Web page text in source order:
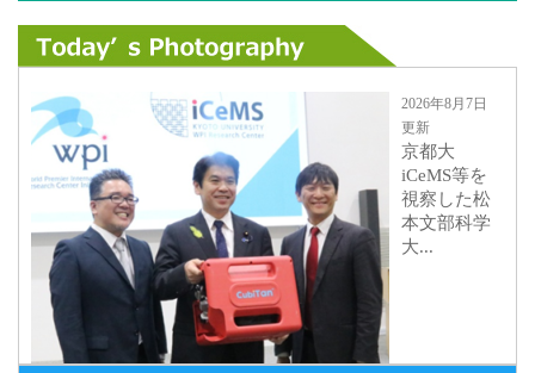
2026年8月7日
更新
京都大
iCeMS等を
視察した松
本文部科学
大...